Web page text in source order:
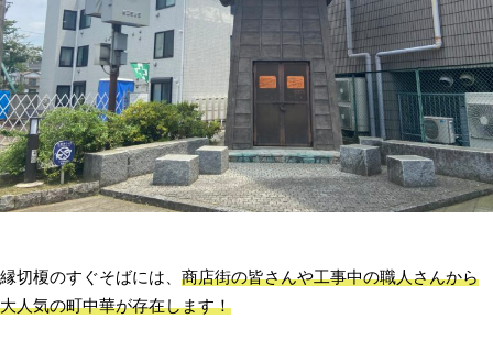
縁切榎のすぐそばには、 商店街の皆さんや工事中の職人さんから
大人気の町中華が存在します！